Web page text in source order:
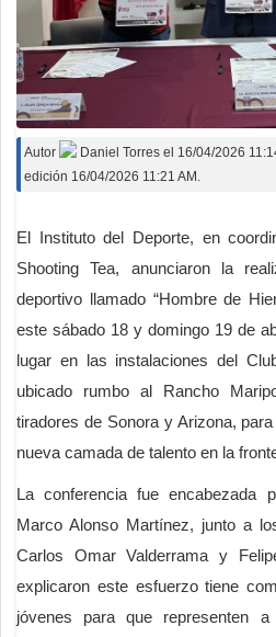
Autor Daniel Torres el 16/04/2026
edición 16/04/2026 11:21 AM.
El Instituto del Deporte, en
Shooting Tea, anunciaron la
deportivo llamado “Hombre de
este sábado 18 y domingo 19 de
lugar en las instalaciones del
ubicado rumbo al Rancho
tiradores de Sonora y Arizona,
nueva camada de talento en la
La conferencia fue encabezada
Marco Alonso Martínez, junto a
Carlos Omar Valderrama y
explicaron este esfuerzo tiene
jóvenes para que representen